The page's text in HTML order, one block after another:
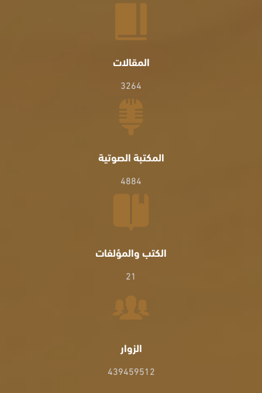
المقالات
3264
المكتبة الصوتية
4884
الكتب والمؤلفات
21
الزوار
439459512